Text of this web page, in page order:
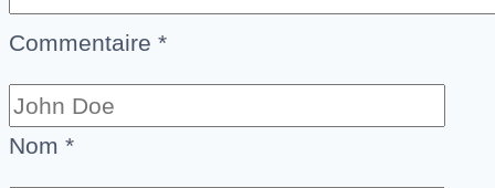
Commentaire *
Nom *